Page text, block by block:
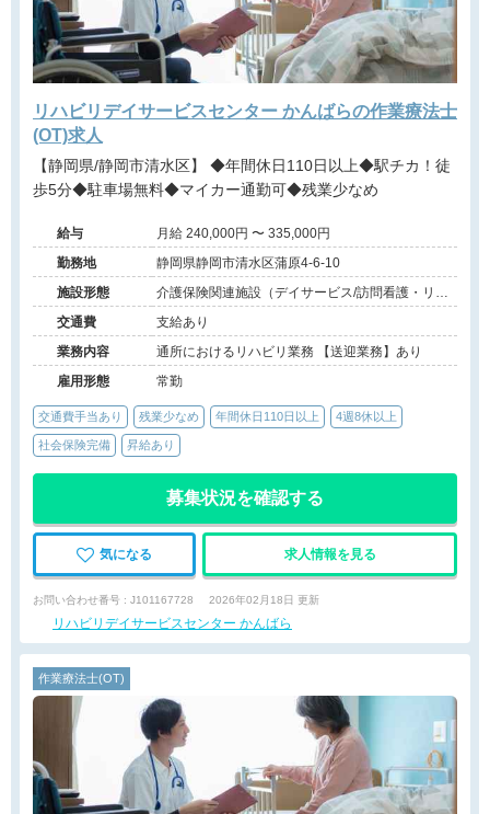
リハビリデイサービスセンター かんばらの作業療法士
(OT)求人
【静岡県/静岡市清水区】 ◆年間休日110日以上◆駅チカ！徒
歩5分◆駐車場無料◆マイカー通勤可◆残業少なめ
給与
月給 240,000円 〜 335,000円
勤務地
静岡県静岡市清水区蒲原4-6-10
施設形態
介護保険関連施設（デイサービス/訪問看護・リ
ハ）
交通費
支給あり
業務内容
通所におけるリハビリ業務 【送迎業務】あり
雇用形態
常勤
交通費手当あり 残業少なめ 年間休日110日以上 4週8休以上
社会保険完備 昇給あり
募集状況を確認する
気になる 求人情報を見る
お問い合わせ番号 : J101167728 2026年02月18日 更新
リハビリデイサービスセンター かんばら
作業療法士(OT)